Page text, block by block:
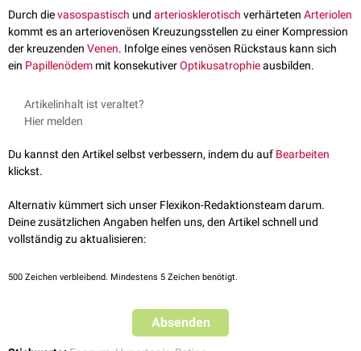
Durch dievasospastisch und arteriosklerotisch verhärteten Arteriolen
kommt es an arteriovenösen Kreuzungsstellen zu einer Kompression
der kreuzenden Venen. Infolge eines venösen Rückstaus kann sich
ein Papillenödem mit konsekutiverOptikusatrophieausbilden.
Artikelinhalt ist veraltet?
Hier melden
Du kannst den Artikel selbst verbessern, indem du auf Bearbeiten
klickst.
Alternativ kümmert sich unser Flexikon-Redaktionsteam darum.
Deine zusätzlichen Angaben helfen uns, den Artikel schnell und
vollständig zu aktualisieren:
500 Zeichen verbleibend. Mindestens 5 Zeichen benötigt.
Absenden